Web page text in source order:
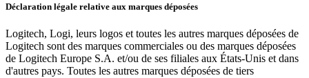
Déclaration légale relative aux marques déposées
Logitech, Logi, leurs logos et toutes les autres marques déposées de
Logitech sont des marques commerciales ou des marques déposées
de Logitech Europe S.A. et/ou de ses filiales aux États-Unis et dans
d'autres pays. Toutes les autres marques déposées de tiers